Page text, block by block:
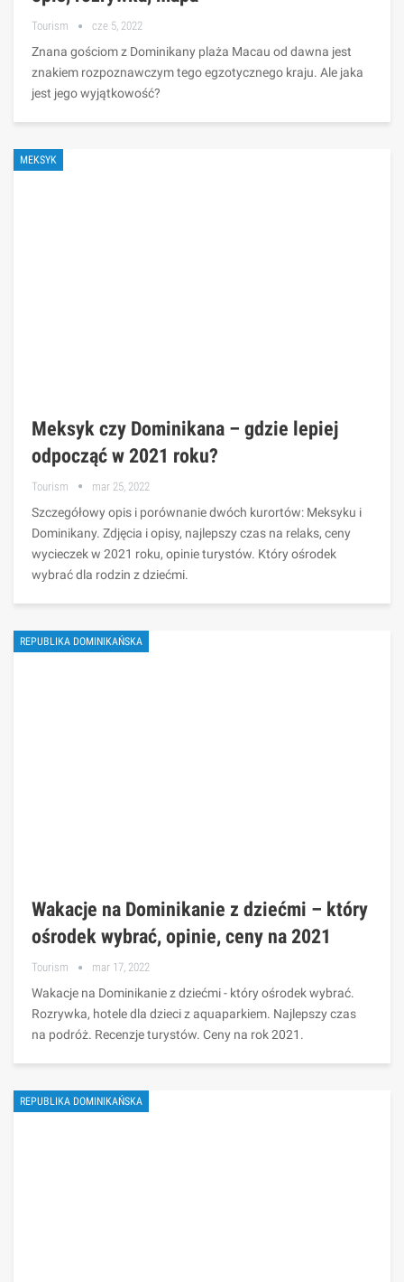
Tourism cze 5, 2022
Znana gościom z Dominikany plaża Macau od dawna jest
znakiem rozpoznawczym tego egzotycznego kraju. Ale jaka
jest jego wyjątkowość?
MEKSYK
Meksyk czy Dominikana – gdzie lepiej
odpocząć w 2021 roku?
Tourism mar 25, 2022
Szczegółowy opis i porównanie dwóch kurortów: Meksyku i
Dominikany. Zdjęcia i opisy, najlepszy czas na relaks, ceny
wycieczek w 2021 roku, opinie turystów. Który ośrodek
wybrać dla rodzin z dziećmi.
REPUBLIKA DOMINIKAŃSKA
Wakacje na Dominikanie z dziećmi – który
ośrodek wybrać, opinie, ceny na 2021
Tourism mar 17, 2022
Wakacje na Dominikanie z dziećmi - który ośrodek wybrać.
Rozrywka, hotele dla dzieci z aquaparkiem. Najlepszy czas
na podróż. Recenzje turystów. Ceny na rok 2021.
REPUBLIKA DOMINIKAŃSKA